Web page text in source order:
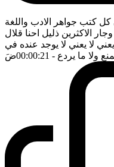
كتب جواهر الادب واللغة
الاكثرين ذليل احنا قلال
لا يعني لا يوجد عنده في
ولا ما يردع - 00:00:21 ضَ